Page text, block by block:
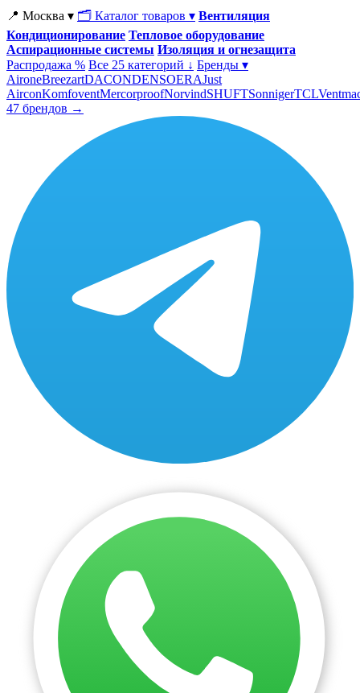
📍 Москва ▾ 🗂 Каталог товаров ▾ Вентиляция
Кондиционирование Тепловое оборудование
Аспирационные системы Изоляция и огнезащита
Распродажа % Все 25 категорий ↓ Бренды ▾
AironeBreezartDACONDENSOERAJust
AirconKomfoventMercorproofNorvindSHUFTSonnigerTCL
47 брендов →